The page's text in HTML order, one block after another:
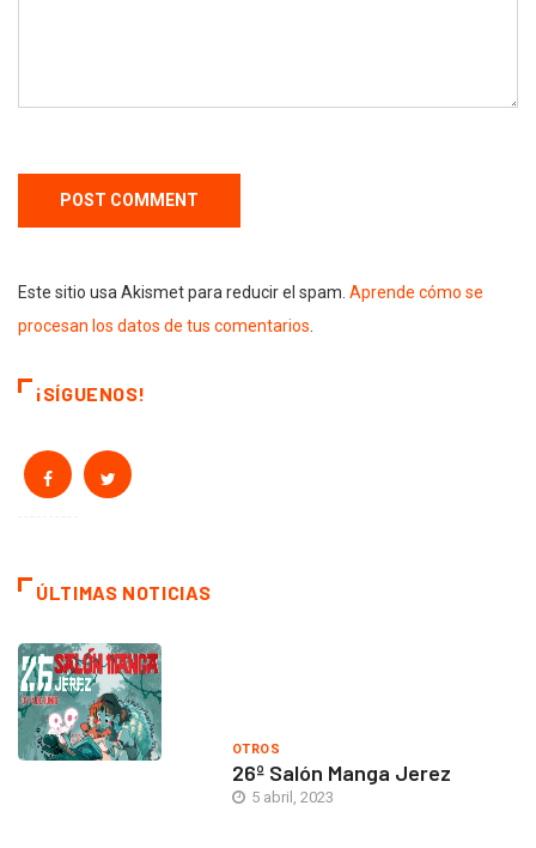
Este sitio usa Akismet para reducir el spam. Aprende cómo se
procesan los datos de tus comentarios
¡SÍGUENOS!
ÚLTIMAS NOTICIAS
OTROS
26º Salón Manga Jerez
5 abril, 2023